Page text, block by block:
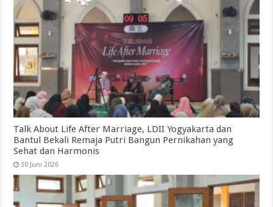
Talk About Life After Marriage, LDII Yogyakarta dan
Bantul Bekali Remaja Putri Bangun Pernikahan yang
Sehat dan Harmonis
30 Juni 2026